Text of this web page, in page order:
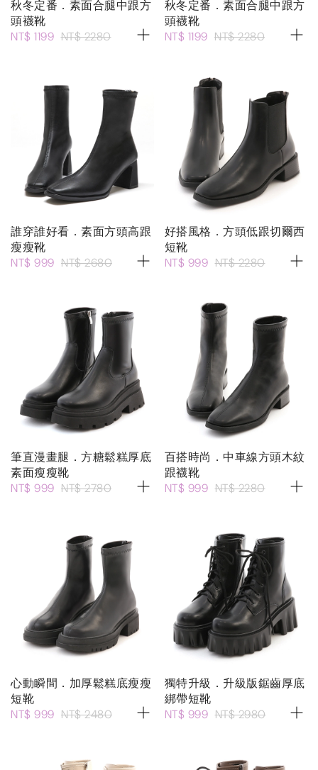
秋冬定番．素面合腿中跟方
頭襪靴
NT$ 1199 NT$ 2280
秋冬定番．素面合腿中跟方
頭襪靴
NT$ 1199 NT$ 2280
誰穿誰好看．素面方頭高跟
瘦瘦靴
NT$ 999 NT$ 2680
好搭風格．方頭低跟切爾西
短靴
NT$ 999 NT$ 2280
筆直漫畫腿．方糖鬆糕厚底
素面瘦瘦靴
NT$ 999 NT$ 2780
百搭時尚．中車線方頭木紋
跟襪靴
NT$ 999 NT$ 2280
心動瞬間．加厚鬆糕底瘦瘦
短靴
NT$ 999 NT$ 2480
獨特升級．升級版鋸齒厚底
綁帶短靴
NT$ 999 NT$ 2980